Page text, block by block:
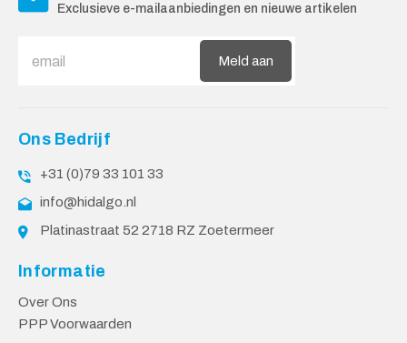
Exclusieve e-mailaanbiedingen en nieuwe artikelen
Meld aan
Ons Bedrijf
+31 (0)79 33 101 33
info@hidalgo.nl
Platinastraat 52 2718 RZ Zoetermeer
Informatie
Over Ons
PPP Voorwaarden